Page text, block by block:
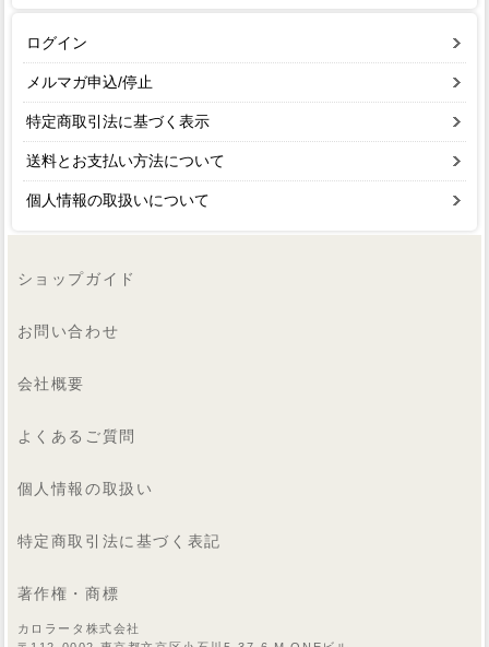
ログイン
メルマガ申込/停止
特定商取引法に基づく表示
送料とお支払い方法について
個人情報の取扱いについて
ショップガイド
お問い合わせ
会社概要
よくあるご質問
個人情報の取扱い
特定商取引法に基づく表記
著作権・商標
カロラータ株式会社